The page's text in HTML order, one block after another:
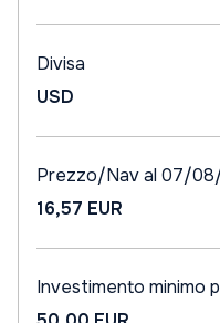
Divisa
USD
Prezzo/Nav al 07/
16,57 EUR
Investimento minimo